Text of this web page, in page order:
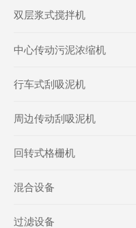
双层浆式搅拌机
中心传动污泥浓缩机
行车式刮吸泥机
周边传动刮吸泥机
回转式格栅机
混合设备
过滤设备